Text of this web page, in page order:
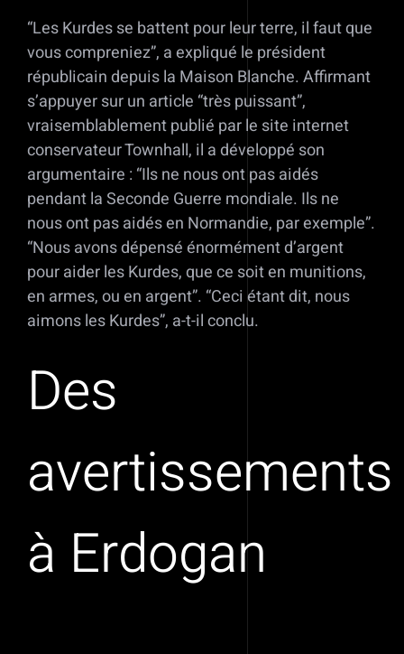
“Les Kurdes se battent pour leur terre, il faut que
vous compreniez”, a expliqué le président
républicain depuis la Maison Blanche. Affirmant
s’appuyer sur un article “très puissant”,
vraisemblablement publié par le site internet
conservateur Townhall, il a développé son
argumentaire : “Ils ne nous ont pas aidés
pendant la Seconde Guerre mondiale. Ils ne
nous ont pas aidés en Normandie, par exemple”.
“Nous avons dépensé énormément d’argent
pour aider les Kurdes, que ce soit en munitions,
en armes, ou en argent”. “Ceci étant dit, nous
aimons les Kurdes”, a-t-il conclu.
Des
avertissements
à Erdogan